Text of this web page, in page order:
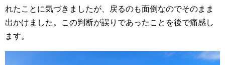
れたことに気づきましたが、戻るのも面倒なのでそのまま
出かけました。この判断が誤りであったことを後で痛感し
ます。